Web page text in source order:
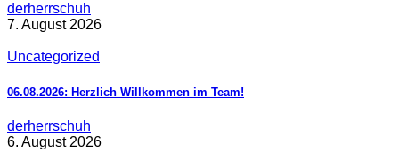
derherrschuh
7. August 2026
Uncategorized
06.08.2026: Herzlich Willkommen im Team!
derherrschuh
6. August 2026